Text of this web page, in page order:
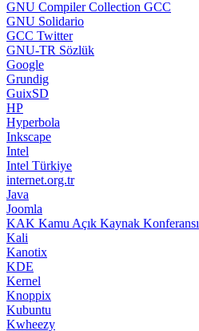
GNU Compiler Collection GCC
GNU Solidario
GCC Twitter
GNU-TR Sözlük
Google
Grundig
GuixSD
HP
Hyperbola
Inkscape
Intel
Intel Türkiye
internet.org.tr
Java
Joomla
KAK Kamu Açık Kaynak Konferansı
Kali
Kanotix
KDE
Kernel
Knoppix
Kubuntu
Kwheezy